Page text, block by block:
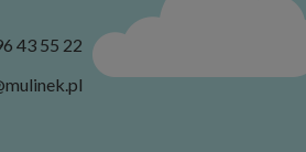
43 55 22